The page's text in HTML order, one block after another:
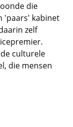
die
'paars' kabinet
zelf
culturele
die mensen